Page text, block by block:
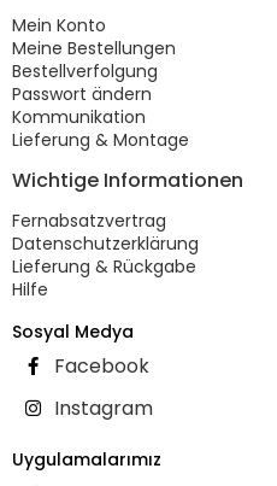
Mein Konto
Meine Bestellungen
Bestellverfolgung
Passwort ändern
Kommunikation
Lieferung & Montage
Wichtige Informationen
Fernabsatzvertrag
Datenschutzerklärung
Lieferung & Rückgabe
Hilfe
Sosyal Medya
Facebook
Instagram
Uygulamalarımız